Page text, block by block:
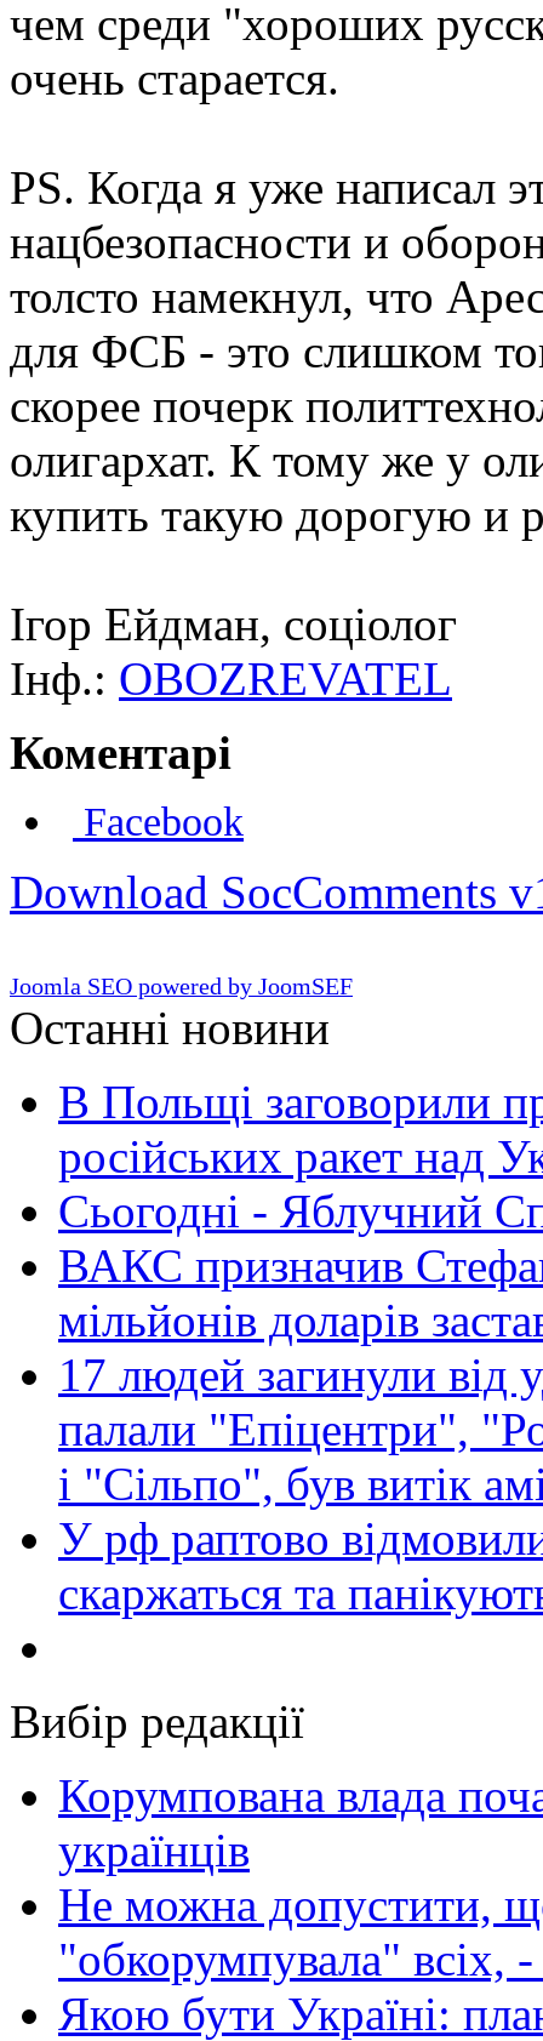
чем среди "хороших
очень старается.
PS. Когда я уже написал
нацбезопасности и
толсто намекнул, что
для ФСБ - это слишком
скорее почерк
олигархат. К тому же у
купить такую дорогую и
Ігор Ейдман, соціолог
Інф.: OBOZREVATEL
Коментарі
Facebook
Download SocComments
Joomla SEO powered by JoomSEF
Останні новини
В Польщі заговорили
російських ракет над
Сьогодні - Яблучний
ВАКС призначив
мільйонів доларів
17 людей загинули від
палали "Епіцентри",
і "Сільпо", був витік
У рф раптово
скаржаться та
Вибір редакції
Корумпована влада
українців
Не можна допустити,
"обкорумпувала" всіх,
Якою бути Україні: